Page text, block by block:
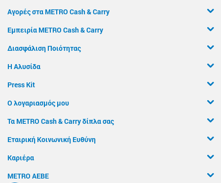
Αγορές στα METRO Cash & Carry
Εμπειρία METRO Cash & Carry
Διασφάλιση Ποιότητας
Η Αλυσίδα
Press Kit
Ο λογαριασμός μου
Τα METRO Cash & Carry δίπλα σας
Εταιρική Κοινωνική Ευθύνη
Καριέρα
METRO ΑΕΒΕ